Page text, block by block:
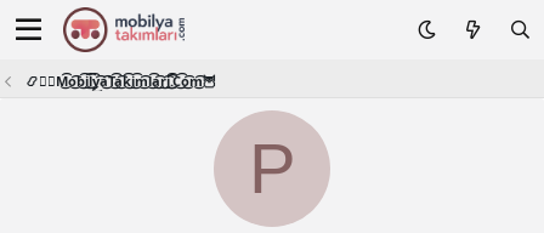
📿🧙‍♂️M͜͡o͜͡b͜͡i͜͡l͜͡y͜͡a͜͡T͜͡a͜͡k͜͡i͜͡m͜͡l͜͡a͜͡r͜͡i͜͡.͜͡C͜͡o͜͡m͜͡🦉
P